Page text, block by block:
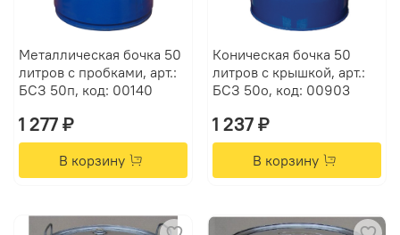
Металлическая бочка 50
литров с пробками, арт.:
БСЗ 50п, код: 00140
1 277 ₽
В корзину
Коническая бочка 50
литров с крышкой, арт.:
БСЗ 50о, код: 00903
1 237 ₽
В корзину